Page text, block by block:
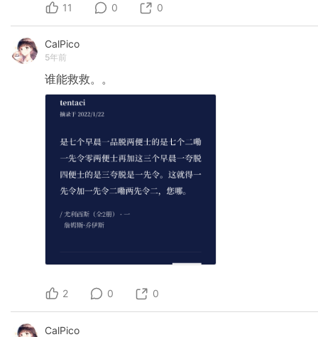
11 0 0
CalPico
5年前
谁能救救。。
2 0 0
CalPico